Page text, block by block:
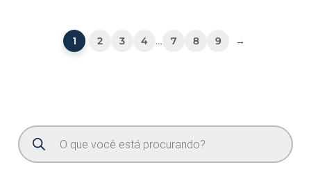
1 2 3 4 … 7 8 9 →